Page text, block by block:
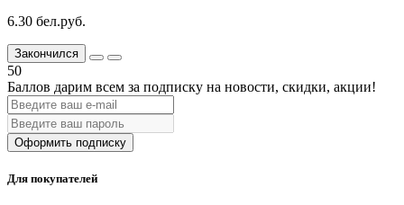
6.30 бел.руб.
Закончился
50
Баллов дарим всем за подписку на новости, скидки, акции!
Оформить подписку
Для покупателей